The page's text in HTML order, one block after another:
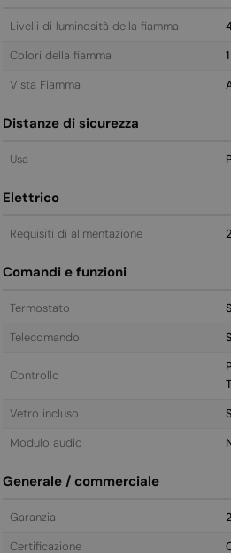
Livelli di luminosità della fiamma
Colori della fiamma
1
Vista Fiamma
Distanze di sicurezza
Usa
Elettrico
Requisiti di alimentazione
Comandi e funzioni
Termostato
Telecomando
Controllo
Vetro incluso
Modulo audio
Generale / commerciale
Garanzia
2
Certificazione